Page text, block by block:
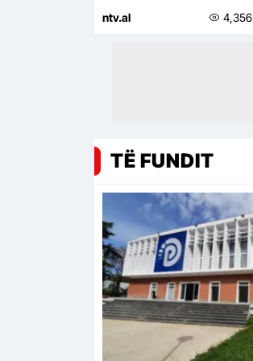
medias
ntv.al 4,356
TË FUNDIT